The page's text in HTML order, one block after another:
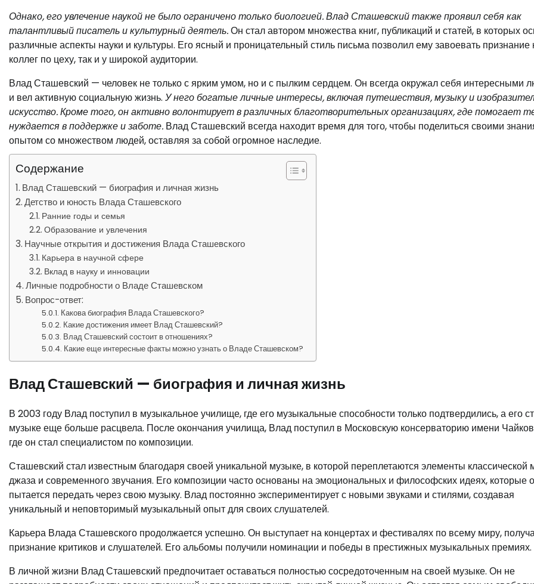
Однако, его увлечение наукой не было ограничено только биологией. Влад Сташевский также проявил себя как
талантливый писатель и культурный деятель.Он стал автором множества книг, публикаций и статей, в которых
различные аспекты науки и культуры. Его ясный и проницательный стиль письма позволил ему завоевать признание
коллег по цеху, так и у широкой аудитории.
Влад Сташевский — человек не только с ярким умом, но и с пылким сердцем. Он всегда окружал себя интересными
и вел активную социальную жизнь. У него богатые личные интересы, включая путешествия, музыку и
искусство. Кроме того, он активно волонтирует в различных благотворительных организациях, где помогает
нуждается в поддержке и заботе. Влад Сташевский всегда находит время для того, чтобы поделиться своими
опытом со множеством людей, оставляя за собой огромное наследие.
Содержание
Влад Сташевский — биография и личная жизнь
Детство и юность Влада Сташевского
Ранние годы и семья
Образование и увлечения
Научные открытия и достижения Влада Сташевского
Карьера в научной сфере
Вклад в науку и инновации
Личные подробности о Владе Сташевском
Вопрос-ответ:
Какова биография Влада Сташевского?
Какие достижения имеет Влад Сташевский?
Влад Сташевский состоит в отношениях?
Какие еще интересные факты можно узнать о Владе Сташевском?
Влад Сташевский — биография и личная жизнь
В 2003 году Влад поступил в музыкальное училище, где его музыкальные способности только подтвердились, а его
музыке еще больше расцвела. После окончания училища, Влад поступил в Московскую консерваторию имени
где он стал специалистом по композиции.
Сташевский стал известным благодаря своей уникальной музыке, в которой переплетаются элементы классической
джаза и современного звучания. Его композиции часто основаны на эмоциональных и философских идеях, которые
пытается передать через свою музыку. Влад постоянно экспериментирует с новыми звуками и стилями, создавая
уникальный и неповторимый музыкальный опыт для своих слушателей.
Карьера Влада Сташевского продолжается успешно. Он выступает на концертах и фестивалях по всему миру,
признание критиков и слушателей. Его альбомы получили номинации и победы в престижных музыкальных премиях.
В личной жизни Влад Сташевский предпочитает оставаться полностью сосредоточенным на своей музыке. Он не